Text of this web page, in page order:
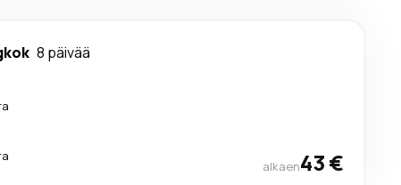
8 päivää
alkaen43 €